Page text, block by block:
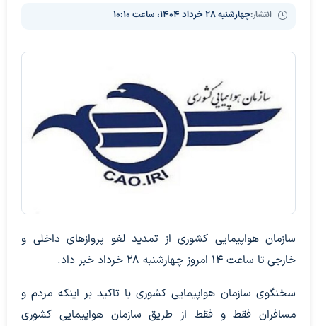
انتشار:چهارشنبه ۲۸ خرداد ۱۴۰۴، ساعت ۱۰:۱۰
سازمان هواپیمایی کشوری از تمدید لغو پروازهای داخلی و
خارجی تا ساعت ۱۴ امروز چهارشنبه ۲۸ خرداد خبر داد.
سخنگوی سازمان هواپیمایی کشوری با تاکید بر اینکه مردم و
مسافران فقط و فقط از طریق سازمان هواپیمایی کشوری